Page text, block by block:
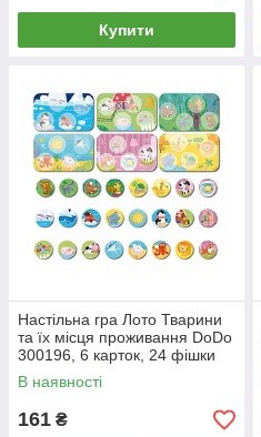
Купити
Настільна гра Лото Тварини
та їх місця проживання DoDo
300196, 6 карток, 24 фішки
В наявності
161 ₴